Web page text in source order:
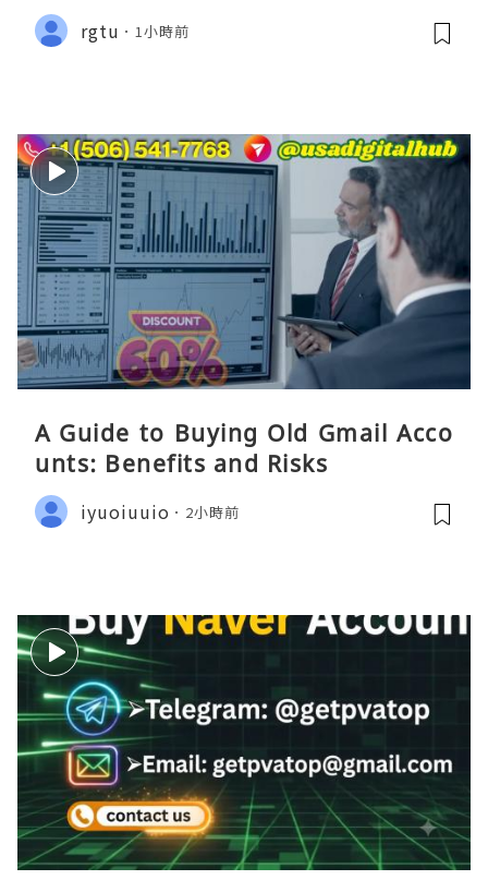
rgtu 1小時前
A Guide to Buying Old Gmail Acco
unts: Benefits and Risks
iyuoiuuio 2小時前